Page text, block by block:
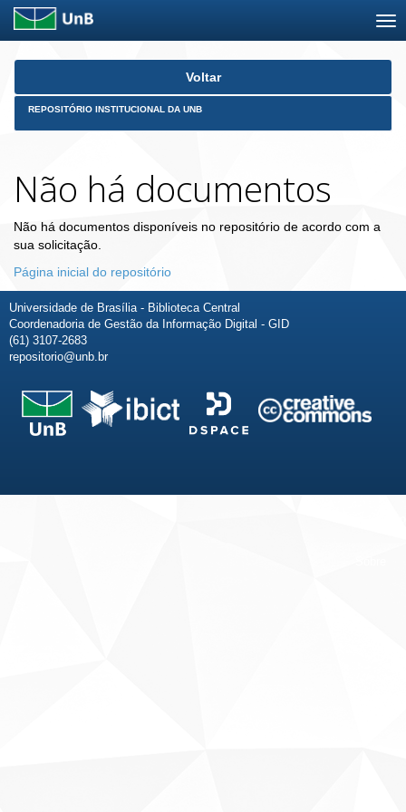
Skip
Voltar
REPOSITÓRIO INSTITUCIONAL DA UNB
Não há documentos
Não há documentos disponíveis no repositório de acordo com a
sua solicitação.
Página inicial do repositório
Universidade de Brasília - Biblioteca Central
Coordenadoria de Gestão da Informação Digital - GID
(61) 3107-2683
repositorio@unb.br